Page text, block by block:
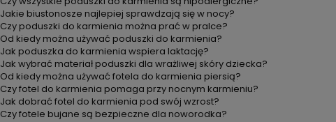
Jakie biustonosze najlepiej sprawdzają się w nocy?
Czy poduszki do karmienia można prać w pralce?
Od kiedy można używać poduszki do karmienia?
Jak poduszka do karmienia wspiera laktację?
Jak wybrać materiał poduszki dla wrażliwej skóry dziecka?
Od kiedy można używać fotela do karmienia piersią?
Czy fotel do karmienia pomaga przy nocnym karmieniu?
Jak dobrać fotel do karmienia pod swój wzrost?
Czy fotele bujane są bezpieczne dla noworodka?